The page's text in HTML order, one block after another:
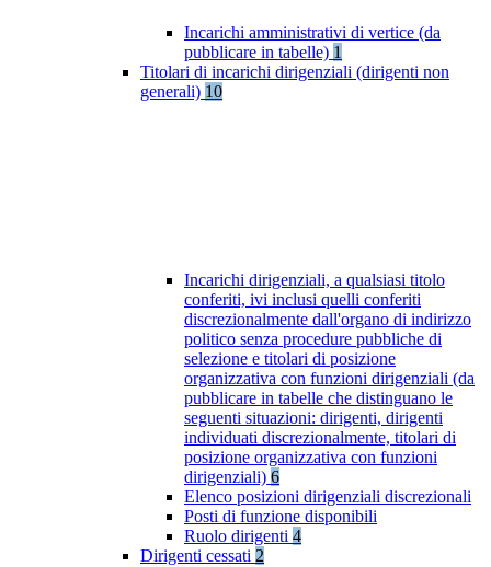
Incarichi amministrativi di vertice (da
pubblicare in tabelle) 1
Titolari di incarichi dirigenziali (dirigenti non
generali) 10
Incarichi dirigenziali, a qualsiasi titolo
conferiti, ivi inclusi quelli conferiti
discrezionalmente dall'organo di indirizzo
politico senza procedure pubbliche di
selezione e titolari di posizione
organizzativa con funzioni dirigenziali (da
pubblicare in tabelle che distinguano le
seguenti situazioni: dirigenti, dirigenti
individuati discrezionalmente, titolari di
posizione organizzativa con funzioni
dirigenziali) 6
Elenco posizioni dirigenziali discrezionali
Posti di funzione disponibili
Ruolo dirigenti 4
Dirigenti cessati 2